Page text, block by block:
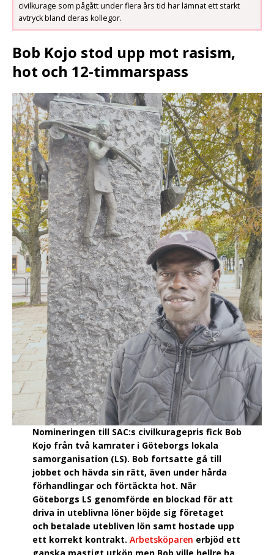
civilkurage som pågått under flera års tid har lämnat ett starkt
avtryck bland deras kollegor.
Bob Kojo stod upp mot rasism,
hot och 12-timmarspass
Nomineringen till SAC:s civilkuragepris fick Bob
Kojo från två kamrater i Göteborgs lokala
samorganisation (LS). Bob fortsatte gå till
jobbet och hävda sin rätt, även under hårda
förhandlingar och förtäckta hot. När
Göteborgs LS genomförde en blockad för att
driva in uteblivna löner böjde sig företaget
och betalade utebliven lön samt hostade upp
ett korrekt kontrakt. Arbetsköparen erbjöd ett